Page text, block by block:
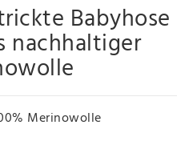
Babyhose
nachhaltiger
Merinowolle